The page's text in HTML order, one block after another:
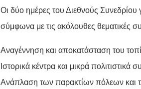
Οι δύο ημέρες του Διεθνούς
σύμφωνα με τις ακόλουθες θεματικές
Αναγέννηση και αποκατάσταση του
Ιστορικά κέντρα και μικρά πολιτιστικά
Ανάπλαση των παρακτίων πόλεων και